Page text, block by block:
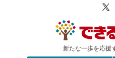
新たな一歩を応援